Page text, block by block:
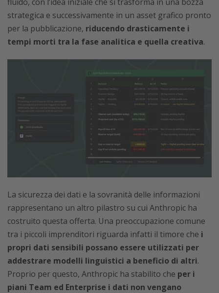
strategica e successivamente in un asset grafico pronto
per la pubblicazione, riducendo drasticamente i
tempi morti tra la fase analitica e quella creativa.
La sicurezza dei dati e la sovranità delle informazioni
rappresentano un altro pilastro su cui Anthropic ha
costruito questa offerta. Una preoccupazione comune
tra i piccoli imprenditori riguarda infatti il timore che i
propri dati sensibili possano essere utilizzati per
addestrare modelli linguistici a beneficio di altri.
Proprio per questo, Anthropic ha stabilito che per i
piani Team ed Enterprise i dati non vengano